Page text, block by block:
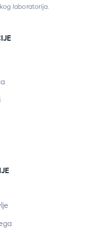
laboratorija.